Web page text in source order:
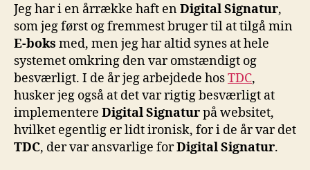
Jeg har i en årrække haft enDigital Signatur,
som jeg først og fremmest bruger til at tilgå min
E-boks med, men jeg har altid synes at hele
systemet omkring den var omstændigt og
besværligt. I de år jeg arbejdede hosTDC,
husker jeg også at det var rigtig besværligt at
implementere Digital Signaturpå websitet,
hvilket egentlig er lidt ironisk, for i de år var det
TDC, der var ansvarlige forDigital Signatur.